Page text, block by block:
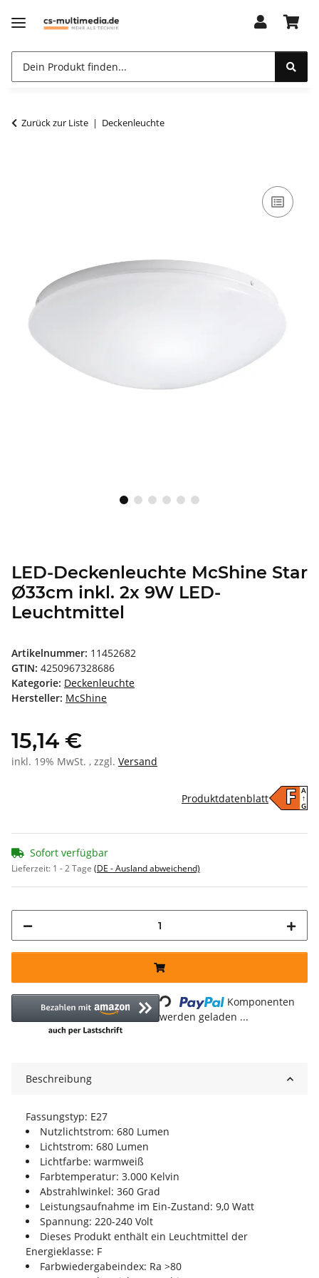
Zurück zur Liste Deckenleuchte
LED-Deckenleuchte McShine Star
Ø33cm inkl. 2x 9W LED-
Leuchtmittel
Artikelnummer: 11452682
GTIN: 4250967328686
Kategorie: Deckenleuchte
Hersteller: McShine
15,14 €
inkl. 19% MwSt. , zzgl. Versand
F A
↑
G
Produktdatenblatt
Sofort verfügbar
Lieferzeit: 1 - 2 Tage (DE - Ausland abweichend)
Loading...
Komponenten
werden geladen ...
Beschreibung
Fassungstyp: E27
Nutzlichtstrom: 680 Lumen
Lichtstrom: 680 Lumen
Lichtfarbe: warmweiß
Farbtemperatur: 3.000 Kelvin
Abstrahlwinkel: 360 Grad
Leistungsaufnahme im Ein-Zustand: 9,0 Watt
Spannung: 220-240 Volt
Dieses Produkt enthält ein Leuchtmittel der
Energieklasse: F
Farbwiedergabeindex: Ra >80